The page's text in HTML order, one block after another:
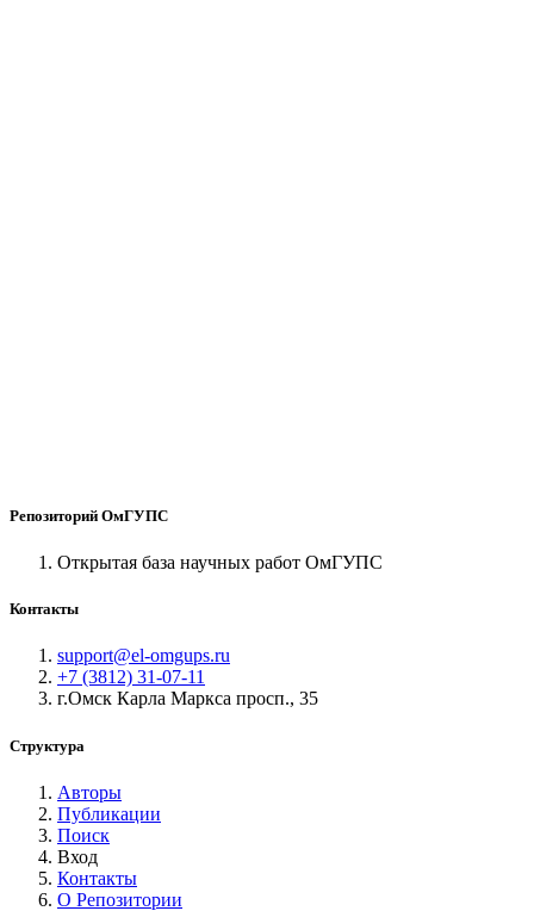
Репозиторий ОмГУПС
Открытая база научных работ ОмГУПС
Контакты
support@el-omgups.ru
+7 (3812) 31-07-11
г.Омск Карла Маркса просп., 35
Структура
Авторы
Публикации
Поиск
Вход
Контакты
О Репозитории